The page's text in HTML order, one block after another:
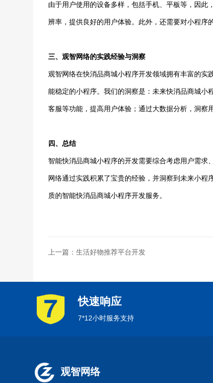
由于用户使用的设备多样，包括手机、平板等，因
辨率，提供良好的用户体验。此外，还需要对小程序
三、观智网络的实践经验与洞察
观智网络在快消品商城小程序开发领域拥有丰富的实
能稳定的小程序。我们的洞察是：未来快消品商城
客服等功能，提高用户体验；通过大数据分析，洞察
四、总结
智能快消品商城小程序的开发需要综合考虑用户需
网络通过实践积累了宝贵的经验，并洞察到未来小
质的智能快消品商城小程序开发服务。
上一篇：生活好物推荐平台开发
快速响应
7*12小时服务支持
观智网络